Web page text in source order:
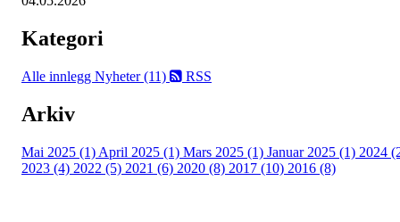
Kategori
Alle innlegg Nyheter (11) RSS
Arkiv
Mai 2025 (1) April 2025 (1) Mars 2025 (1) Januar 2025 (1) 2024
2023 (4) 2022 (5) 2021 (6) 2020 (8) 2017 (10) 2016 (8)